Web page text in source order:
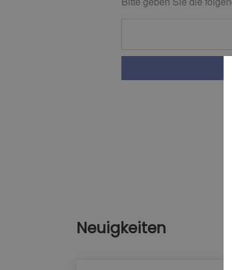
Neuigkeiten